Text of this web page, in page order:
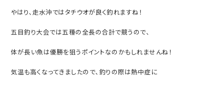
やはり、走水沖ではタチウオが良く釣れますね！
五目釣り大会では五種の全長の合計で競うので、
体が長い魚は優勝を狙うポイントなのかもしれませんね！
気温も高くなってきましたので、釣りの際は熱中症に